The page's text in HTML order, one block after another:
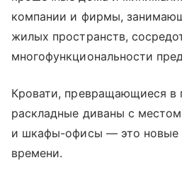
компании и фирмы,
жилых пространств,
многофункциональности
Кровати, превращающиеся в
раскладные диваны с
и шкафы-офисы — это новые
времени.